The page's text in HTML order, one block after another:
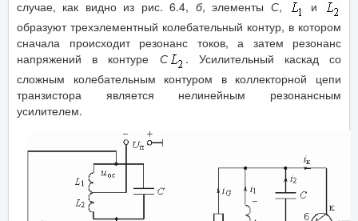
случае, как видно из рис. 6.4, б, элементы С,
и
образуют трехэлементный колебательный контур, в котором
сначала происходит резонанс токов, а затем резонанс
напряжений в контуре С
. Усилительный каскад со
сложным колебательным контуром в коллекторной цепи
транзистора является нелинейным резонансным
усилителем.